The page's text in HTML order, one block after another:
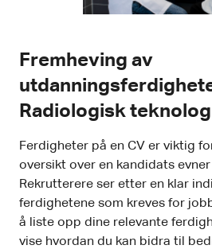
Fremheving av
Radiologisk teknolog
Ferdigheter på en CV er viktig
oversikt over en kandidats
Rekrutterere ser etter en klar
ferdighetene som kreves for
å liste opp dine relevante
vise hvordan du kan bidra til